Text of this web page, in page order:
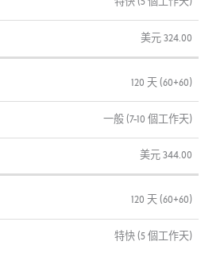
美元324.00
120 天 (60+60)
一般 (7-10 個工作天)
美元344.00
120 天 (60+60)
特快 (5 個工作天)